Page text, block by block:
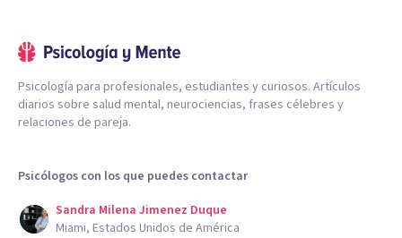
Psicología para profesionales, estudiantes y curiosos. Artículos
diarios sobre salud mental, neurociencias, frases célebres y
relaciones de pareja.
Psicólogos con los que puedes contactar
Sandra Milena Jimenez Duque
Miami, Estados Unidos de América